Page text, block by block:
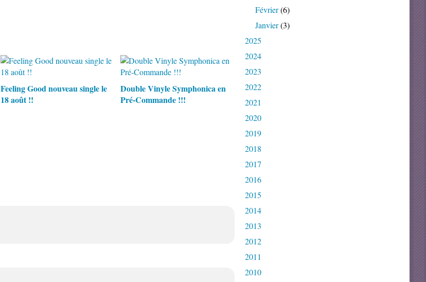
Feeling Good nouveau single le
18 août !!
Double Vinyle Symphonica en
Pré-Commande !!!
Février(6)
Janvier(3)
2025
2024
2023
2022
2021
2020
2019
2018
2017
2016
2015
2014
2013
2012
2011
2010